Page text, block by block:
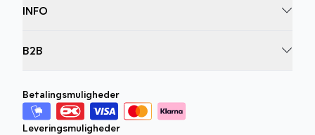
INFO
B2B
Betalingsmuligheder
Leveringsmuligheder